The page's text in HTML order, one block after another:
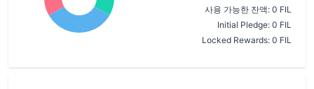
사용 가능한 잔액: 0 FIL
Initial Pledge: 0 FIL
Locked Rewards: 0 FIL